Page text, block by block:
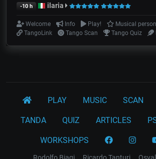
-10 h ilaria
Welcome Info Play!
Musical
TangoLink
Tango Scan Tango Quiz
PLAY MUSIC SCAN
TANDA QUIZ ARTICLES
WORKSHOPS